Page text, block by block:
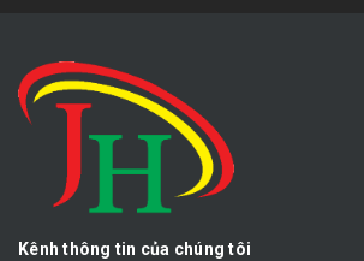
Kênh thông tin của chúng tôi